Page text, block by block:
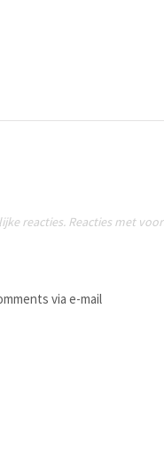
reacties. Reacties met
via e-mail